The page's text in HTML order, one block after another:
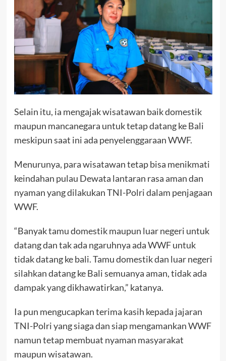
Selain itu, ia mengajak wisatawan baik domestik
maupun mancanegara untuk tetap datang ke Bali
meskipun saat ini ada penyelenggaraan WWF.
Menurunya, para wisatawan tetap bisa menikmati
keindahan pulau Dewata lantaran rasa aman dan
nyaman yang dilakukan TNI-Polri dalam penjagaan
WWF.
“Banyak tamu domestik maupun luar negeri untuk
datang dan tak ada ngaruhnya ada WWF untuk
tidak datang ke bali. Tamu domestik dan luar negeri
silahkan datang ke Bali semuanya aman, tidak ada
dampak yang dikhawatirkan,” katanya.
Ia pun mengucapkan terima kasih kepada jajaran
TNI-Polri yang siaga dan siap mengamankan WWF
namun tetap membuat nyaman masyarakat
maupun wisatawan.